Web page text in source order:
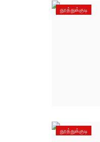
தூத்துக்குடி
தூத்துக்குடி